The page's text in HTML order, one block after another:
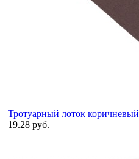
Тротуарный лоток коричневый
19.28 руб.